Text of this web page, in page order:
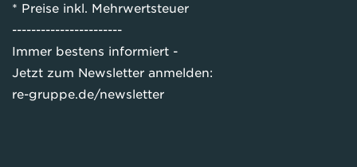
* Preise inkl. Mehrwertsteuer
-----------------------
Immer bestens informiert -
Jetzt zum Newsletter anmelden:
re-gruppe.de/newsletter